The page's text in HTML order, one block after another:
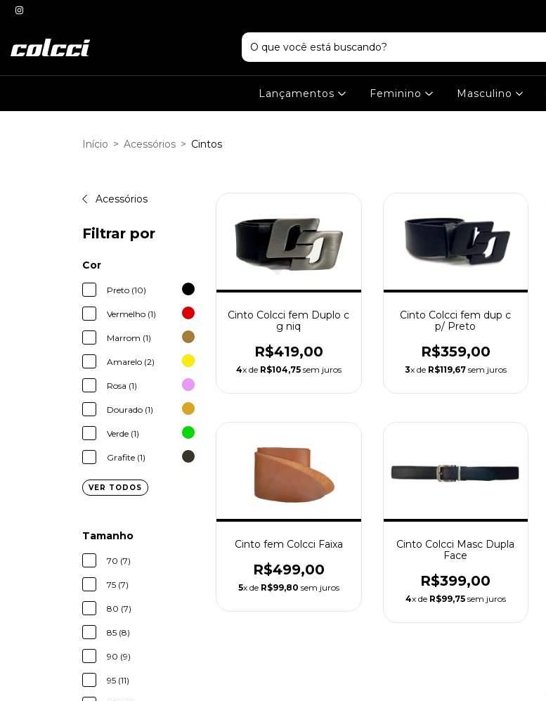
Lançamentos Feminino Masculino
Início > Acessórios > Cintos
Acessórios
Filtrar por
Cor
Preto (10)
Vermelho (1)
Marrom (1)
Amarelo (2)
Rosa (1)
Dourado (1)
Verde (1)
Grafite (1)
VER TODOS
Tamanho
70 (7)
75 (7)
80 (7)
85 (8)
90 (9)
95 (11)
Cinto Colcci fem Duplo c
g niq
R$419,00
4x de R$104,75sem juros
Cinto Colcci fem dup c
p/ Preto
R$359,00
3x de R$119,67sem juros
Cinto fem Colcci Faixa
R$499,00
5x de R$99,80 sem juros
Cinto Colcci Masc Dupla
Face
R$399,00
4x de R$99,75sem juros